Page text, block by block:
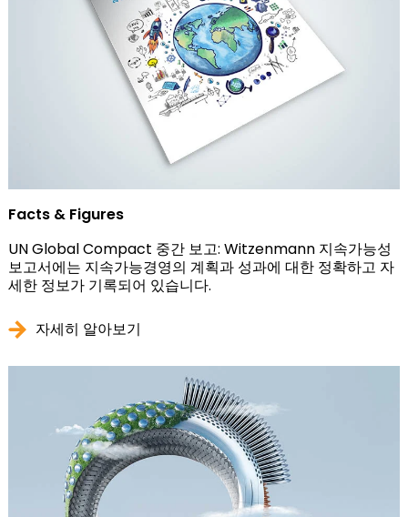
Facts & Figures
UN Global Compact 중간 보고: Witzenmann 지속가능성
보고서에는 지속가능경영의 계획과 성과에 대한 정확하고 자
세한 정보가 기록되어 있습니다.
자세히 알아보기